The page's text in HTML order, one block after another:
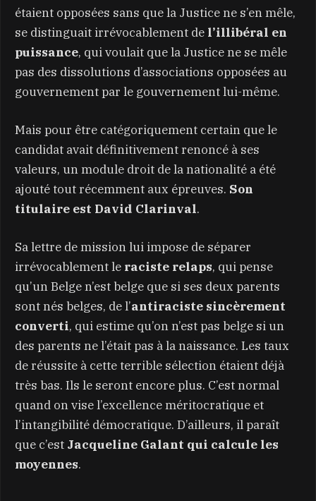
étaient opposées sans que la Justice ne s’en mêle,
se distinguait irrévocablement de l’illibéral en
puissance, qui voulait que la Justice ne se mêle
pas des dissolutions d’associations opposées au
gouvernement par le gouvernement lui-même.
Mais pour être catégoriquement certain que le
candidat avait définitivement renoncé à ses
valeurs, un module droit de la nationalité a été
ajouté tout récemment aux épreuves. Son
titulaire est David Clarinval.
Sa lettre de mission lui impose de séparer
irrévocablement le raciste relaps, qui pense
qu’un Belge n’est belge que si ses deux parents
sont nés belges, de l’antiraciste sincèrement
converti, qui estime qu’on n’est pas belge si un
des parents ne l’était pas à la naissance. Les taux
de réussite à cette terrible sélection étaient déjà
très bas. Ils le seront encore plus. C’est normal
quand on vise l’excellence méritocratique et
l’intangibilité démocratique. D’ailleurs, il paraît
que c’est Jacqueline Galant qui calcule les
moyennes.